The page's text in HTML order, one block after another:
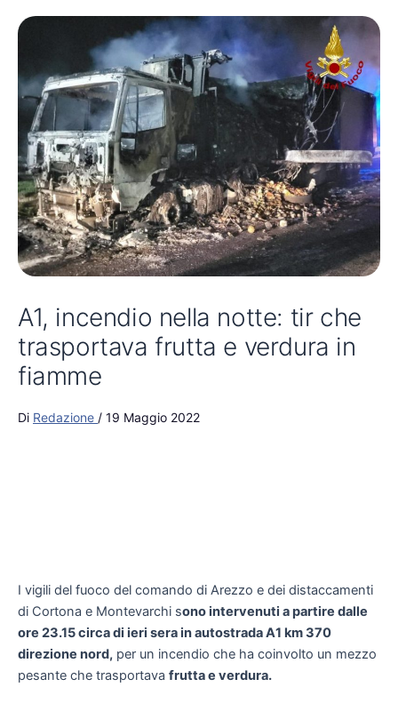
A1, incendio nella notte: tir che
trasportava frutta e verdura in
fiamme
Di Redazione / 19 Maggio 2022
I vigili del fuoco del comando di Arezzo e dei distaccamenti
di Cortona e Montevarchi sono intervenuti a partire dalle
ore 23.15 circa di ieri sera in autostrada A1 km 370
direzione nord, per un incendio che ha coinvolto un mezzo
pesante che trasportava frutta e verdura.